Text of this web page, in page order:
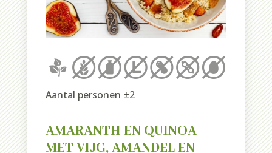
Aantal personen ±2
AMARANTH EN QUINOA
MET VIJG, AMANDEL EN